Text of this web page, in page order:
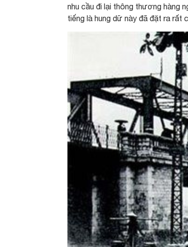
nhu cầu đi lại thông thương hàng
tiếng là hung dữ này đã đặt ra rất